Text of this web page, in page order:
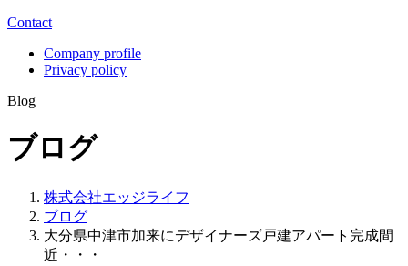
Contact
Company profile
Privacy policy
Blog
ブログ
株式会社エッジライフ
ブログ
大分県中津市加来にデザイナーズ戸建アパート完成間
近・・・